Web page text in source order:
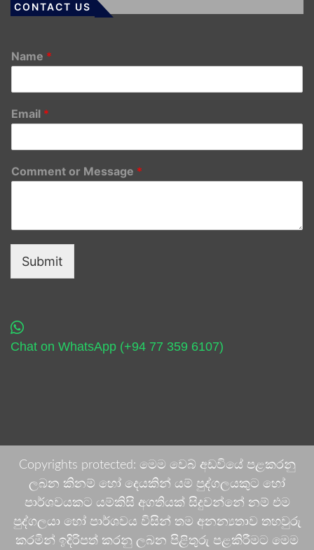
CONTACT US
Name *
Email *
Comment or Message *
Submit
Chat on WhatsApp (+94 77 359 6107)
Copyrights protected: මෙම වෙබ් අඩවියේ පළකරනු
ලබන කිනම් හෝ දෙයකින් යම් පුද්ගලයකුට හෝ
පාර්ශවයකට යම්කිසි අගතියක් සිදුවන්නේ නම් එම
පුද්ගලයා හෝ පාර්ශවය විසින් තම අනන්‍යතාව තහවුරු
කරමින් ඉදිරිපත් කරනු ලබන පිළිතුරු පළකිරීමට මෙම